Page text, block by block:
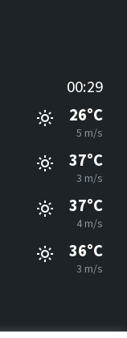
00:29
26°C
5 m/s
37°C
3 m/s
37°C
4 m/s
36°C
3 m/s